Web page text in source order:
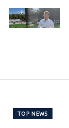
TOP NEWS